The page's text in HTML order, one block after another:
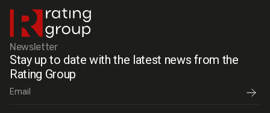
Newsletter
Stay up to date with the latest news from the
Rating Group